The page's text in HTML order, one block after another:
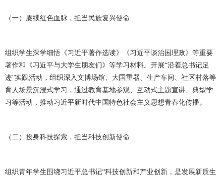
（一）赓续红色血脉，担当民族复兴使命
组织学生深学细悟《习近平著作选读》《习近平谈治国理政》等重要
著作和《习近平与大学生朋友们》等学习材料。开展“沿着总书记足
迹”实践活动，组织深入文博场馆、大国重器、生产车间、社区村落等
育人场景沉浸式学习，通过教育基地参观、互动式主题宣讲、典型学
习等活动，推动习近平新时代中国特色社会主义思想青春化传播。
（二）投身科技探索，担当科技创新使命
组织青年学生围绕习近平总书记“科技创新和产业创新，是发展新质生